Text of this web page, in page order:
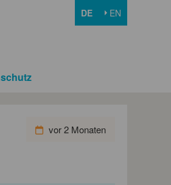
DE EN
vor 2 Monaten